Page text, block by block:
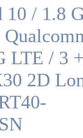
10 / 1.8
LTE / 3
2D